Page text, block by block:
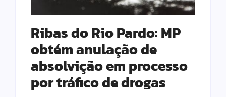
Ribas do Rio Pardo: MP
obtém anulação de
absolvição em processo
por tráfico de drogas